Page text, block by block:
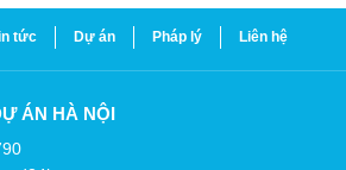
tức Dự án Pháp lý Liên hệ
ÁN HÀ NỘI